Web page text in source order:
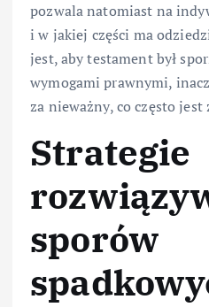
pozwala natomiast na
i w jakiej części ma
jest, aby testament był
wymogami prawnymi,
za nieważny, co często jest
Strategie
sporów